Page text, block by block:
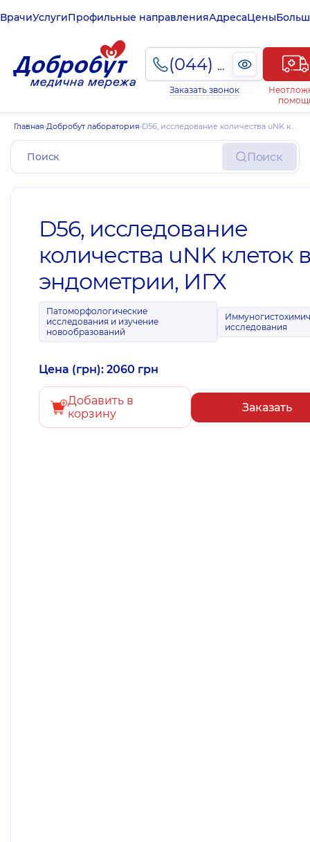
ВрачиУслугиПрофильные направленияАдресаЦены
(044) 495-2-888
Заказать звонок
Главная Добробут лаборатория D56, исследование количества uNK клеток в эндометрии, ИГХ
Поиск
D56, исследование
количества uNK клеток в
эндометрии, ИГХ
Патоморфологические
исследования и изучение
новообразований
исследования
Цена (грн): 2060 грн
Добавить в
корзину
Заказать